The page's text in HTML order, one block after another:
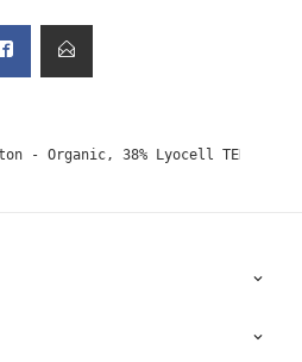
- Organic, 38% Lyocell TENCEL™,